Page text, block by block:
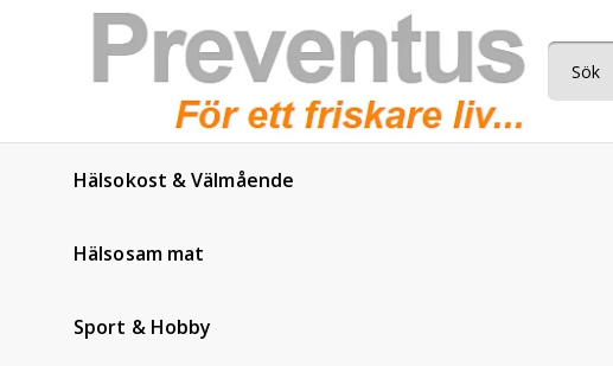
Hälsokost & Välmående
Hälsosam mat
Sport & Hobby